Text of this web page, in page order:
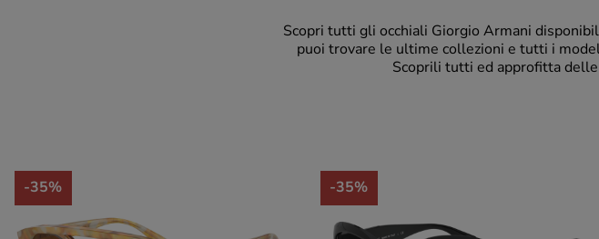
Scopri tutti gli occhiali Giorgio Armani
puoi trovare le ultime collezioni e tutti i
Scoprili tutti ed approfitta
-35% -35%